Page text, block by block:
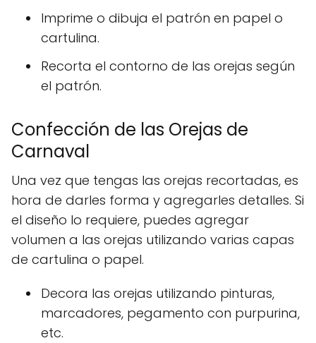
Imprime o dibuja el patrón en papel o
cartulina.
Recorta el contorno de las orejas según
el patrón.
Confección de las Orejas de
Carnaval
Una vez que tengas las orejas recortadas, es
hora de darles forma y agregarles detalles. Si
el diseño lo requiere, puedes agregar
volumen a las orejas utilizando varias capas
de cartulina o papel.
Decora las orejas utilizando pinturas,
marcadores, pegamento con purpurina,
etc.